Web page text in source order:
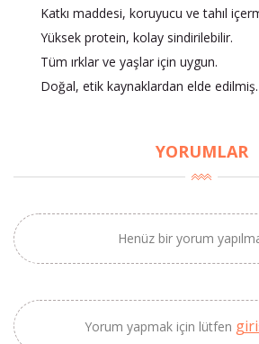
Katkı maddesi, koruyucu ve tahıl
Yüksek protein, kolay sindirilebilir.
Tüm ırklar ve yaşlar için uygun.
Doğal, etik kaynaklardan elde edilmiş.
YORUMLAR
Henüz bir yorum
Yorum yapmak için lütfen
BU HAFTANIN PLANLI
Sızma
(2025
Güney